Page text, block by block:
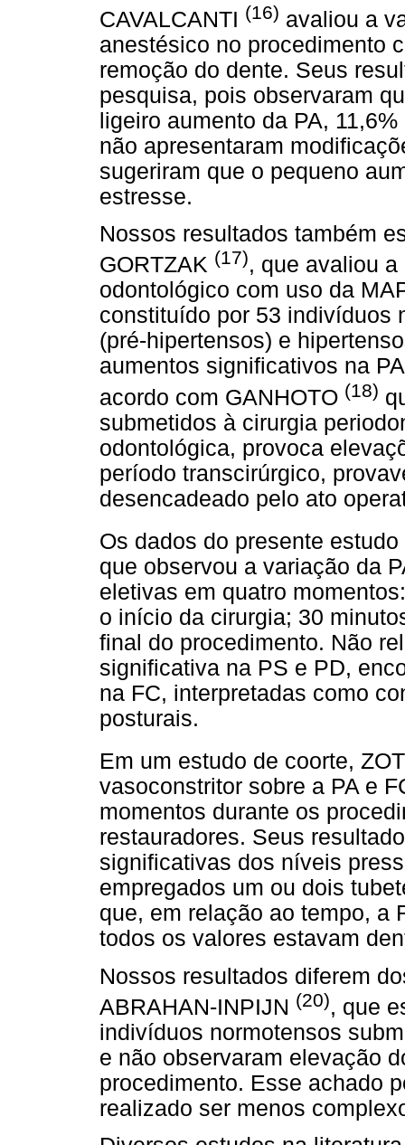
CAVALCANTI (16) avaliou a
anestésico no procedimento
remoção do dente. Seus
pesquisa, pois observaram
ligeiro aumento da PA,
não apresentaram
sugeriram que o pequeno
estresse.
Nossos resultados também
GORTZAK (17), que avaliou
odontológico com uso da
constituído por 53 indivíduos
(pré-hipertensos) e
aumentos significativos na
acordo com GANHOTO (18)
submetidos à cirurgia
odontológica, provoca
período transcirúrgico,
desencadeado pelo ato
Os dados do presente
que observou a variação da
eletivas em quatro
o início da cirurgia; 30
final do procedimento. Não
significativa na PS e PD,
na FC, interpretadas como
posturais.
Em um estudo de coorte,
vasoconstritor sobre a PA e
momentos durante os
restauradores. Seus
significativas dos níveis
empregados um ou dois
que, em relação ao tempo, a
todos os valores estavam
Nossos resultados diferem
ABRAHAN-INPIJN (20), que
indivíduos normotensos
e não observaram elevação
procedimento. Esse achado
realizado ser menos